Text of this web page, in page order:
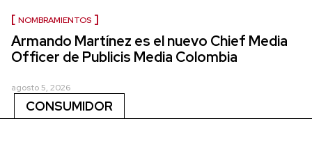
NOMBRAMIENTOS
Armando Martínez es el nuevo Chief Media
Officer de Publicis Media Colombia
agosto 5, 2026
CONSUMIDOR